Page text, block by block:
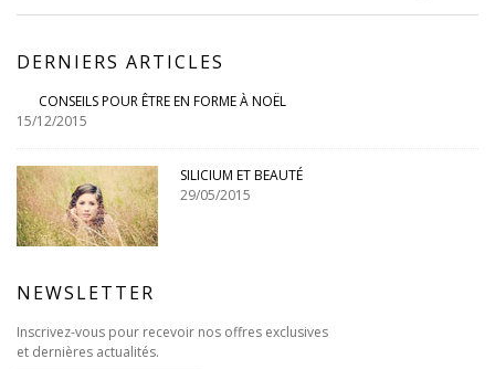
DERNIERS ARTICLES
CONSEILS POUR ÊTRE EN FORME À NOËL
15/12/2015
SILICIUM ET BEAUTÉ
29/05/2015
NEWSLETTER
Inscrivez-vous pour recevoir nos offres exclusives
et dernières actualités.